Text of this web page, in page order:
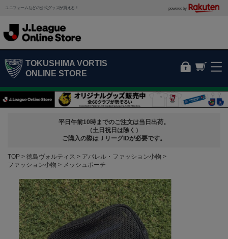
ユニフォームなどの公式グッズが買える！ powered by
TOKUSHIMA VORTIS
ONLINE STORE
平日午前10時までのご注文は当日出荷。
（土日祝日は除く）
ご購入の際はＪリーグIDが必要です。
TOP 徳島ヴォルティス
アパレル・ファッション小物
ファッション小物
メッシュポーチ